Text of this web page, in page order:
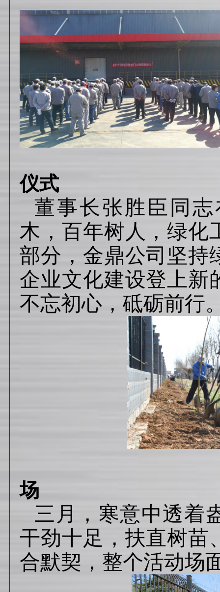
仪式
董事长张胜臣同
木，百年树人，绿化
部分，金鼎公司坚持
企业文化建设登上新
不忘初心，砥砺前行
场
三月，寒意中透着
干劲十足，扶直树苗
合默契，整个活动场